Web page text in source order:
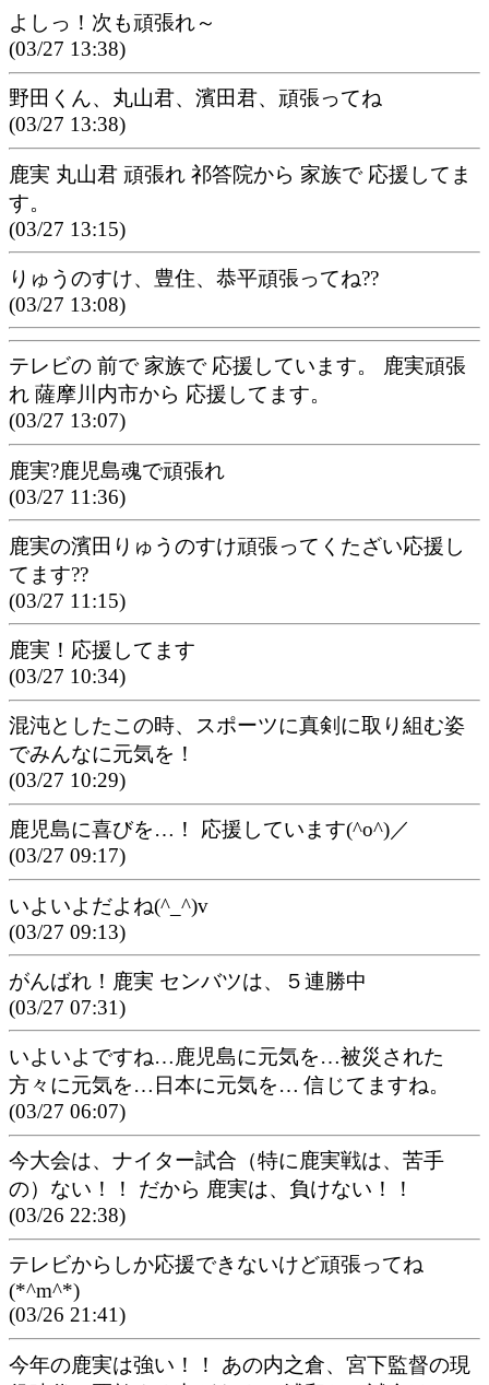
よしっ！次も頑張れ～
(03/27 13:38)
野田くん、丸山君、濱田君、頑張ってね
(03/27 13:38)
鹿実 丸山君 頑張れ 祁答院から 家族で 応援してま
す。
(03/27 13:15)
りゅうのすけ、豊住、恭平頑張ってね??
(03/27 13:08)
テレビの 前で 家族で 応援しています。 鹿実頑張
れ 薩摩川内市から 応援してます。
(03/27 13:07)
鹿実?鹿児島魂で頑張れ
(03/27 11:36)
鹿実の濱田りゅうのすけ頑張ってくたざい応援し
てます??
(03/27 11:15)
鹿実！応援してます
(03/27 10:34)
混沌としたこの時、スポーツに真剣に取り組む姿
でみんなに元気を！
(03/27 10:29)
鹿児島に喜びを…！ 応援しています(^o^)／
(03/27 09:17)
いよいよだよね(^_^)v
(03/27 09:13)
がんばれ！鹿実 センバツは、５連勝中
(03/27 07:31)
いよいよですね…鹿児島に元気を…被災された
方々に元気を…日本に元気を… 信じてますね。
(03/27 06:07)
今大会は、ナイター試合（特に鹿実戦は、苦手
の）ない！！ だから 鹿実は、負けない！！
(03/26 22:38)
テレビからしか応援できないけど頑張ってね
(*^m^*)
(03/26 21:41)
今年の鹿実は強い！！ あの内之倉、宮下監督の現